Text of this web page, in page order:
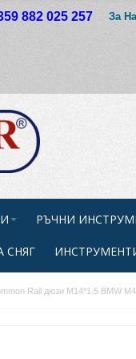
882 025 257 За
РЪЧНИ
СНЯГ
Rail дюзи M14*1.5 BMW